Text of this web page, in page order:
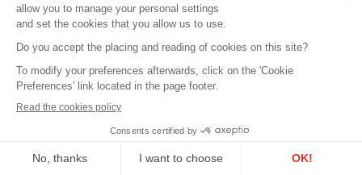
JAMIE CULLUM